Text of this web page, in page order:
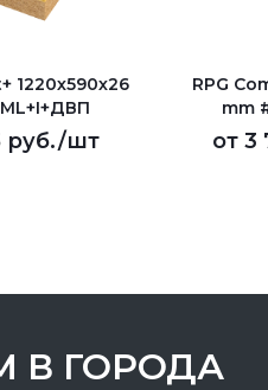
1220х590х26
руб./шт
RPG
mm
от 3
В ГОРОДА